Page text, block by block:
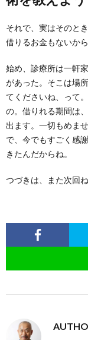
それで、実はそのと
借りるお金もないか
始め、診療所は一軒
があった。そこは場
てくださいね、って
の。借りれる期間は
出ます。一切もめま
で、今でもすごく感
きたんだからね。
つづきは、また次回ね